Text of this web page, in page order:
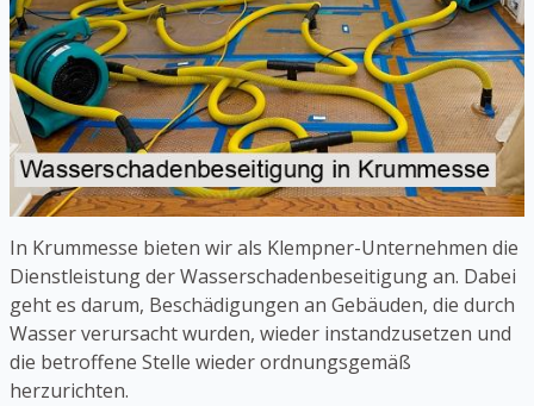
In Krummesse bieten wir als Klempner-Unternehmen die
Dienstleistung der Wasserschadenbeseitigung an. Dabei
geht es darum, Beschädigungen an Gebäuden, die durch
Wasser verursacht wurden, wieder instandzusetzen und
die betroffene Stelle wieder ordnungsgemäß
herzurichten.